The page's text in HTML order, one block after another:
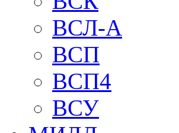
ВСЛ-А
ВСП
ВСП4
ВСУ